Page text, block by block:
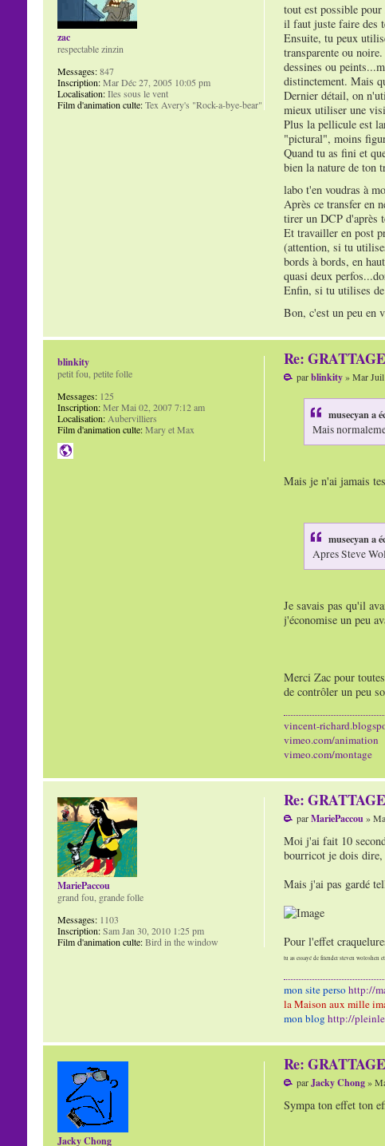
tout est possible
il faut juste faire des
Ensuite, tu peux
transparente ou
dessines ou
distinctement. Mais
Dernier détail, on
mieux utiliser une
Plus la pellicule est
"pictural", moins
Quand tu as fini et
bien la nature de ton
labo t'en voudras à
Après ce transfer en
tirer un DCP d'après
Et travailler en post
(attention, si tu
bords à bords, en
quasi deux
Enfin, si tu utilises de
Bon, c'est un peu en
zac
respectable zinzin
Messages:847
Inscription:Mar Déc 27, 2005 10:05 pm
Localisation:Iles sous le vent
Film d'animation culte:Tex Avery's "Rock-a-bye-bear"
Re:
parblinkity» Mar Juil
musecyan a
Mais
Mais je n'ai jamais
musecyan a
Apres Steve
Je savais pas qu'il
j'économise un peu
Merci Zac pour
de contrôler un peu
vincent-
vimeo.com/animation
vimeo.com/montage
blinkity
petit fou, petite folle
Messages:125
Inscription:Mer Mai 02, 2007 7:12 am
Localisation:Aubervilliers
Film d'animation culte:Mary et Max
Re:
parMariePaccou »
Moi j'ai fait 10
bourricot je dois dire,
Mais j'ai pas gardé
Pour l'effet
tu as essayé de friender steven woloshen
mon site persohttp://
la Maison aux mille
mon blog http://
MariePaccou
grand fou, grande folle
Messages:1103
Inscription:Sam Jan 30, 2010 1:25 pm
Film d'animation culte:Bird in the window
Re:
parJacky Chong»
Sympa ton effet ton
Jacky Chong